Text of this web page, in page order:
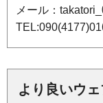
メール：
より良いウ